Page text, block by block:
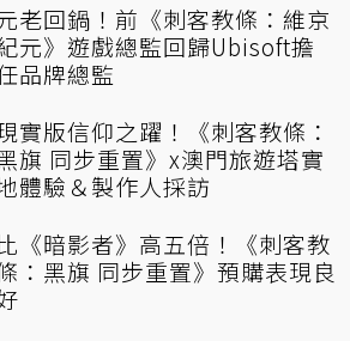
老回鍋！前《刺客教條：維京
元》遊戲總監回歸Ubisoft擔
品牌總監
實版信仰之躍！《刺客教條：
旗 同步重置》x澳門旅遊塔實
體驗＆製作人採訪
《暗影者》高五倍！《刺客教
：黑旗 同步重置》預購表現良